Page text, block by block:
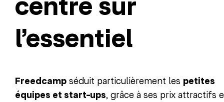
centré sur
l’essentiel
Freedcamp séduit particulièrement les petites
équipes et start-ups, grâce à ses prix attractifs